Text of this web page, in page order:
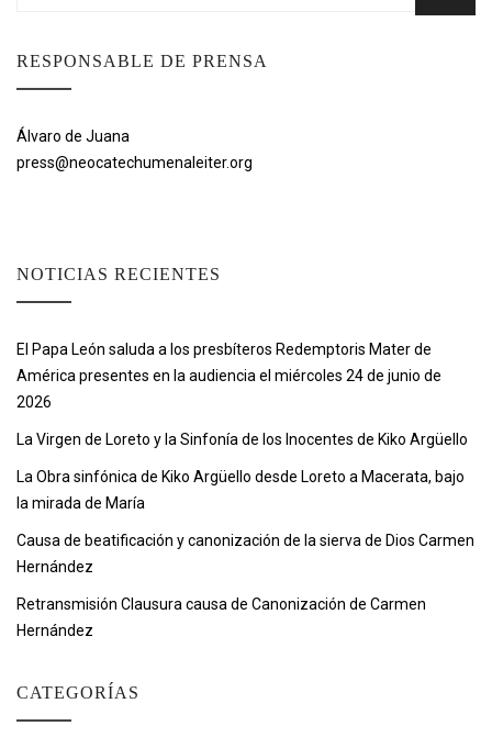
RESPONSABLE DE PRENSA
Álvaro de Juana
press@neocatechumenaleiter.org
NOTICIAS RECIENTES
El Papa León saluda a los presbíteros Redemptoris Mater de
América presentes en la audiencia el miércoles 24 de junio de
2026
La Virgen de Loreto y la Sinfonía de los Inocentes de Kiko Argüello
La Obra sinfónica de Kiko Argüello desde Loreto a Macerata, bajo
la mirada de María
Causa de beatificación y canonización de la sierva de Dios Carmen
Hernández
Retransmisión Clausura causa de Canonización de Carmen
Hernández
CATEGORÍAS